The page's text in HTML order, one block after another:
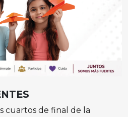
cuartos de final de la